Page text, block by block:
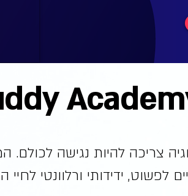
צריכה להיות נגישה
לפשוט, ידידותי ורלוונטי לחיי